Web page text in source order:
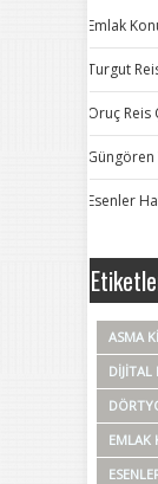
Emlak
Turgut
Oruç Reis
Esenler
ASMA
DIJITAL
EMLAK